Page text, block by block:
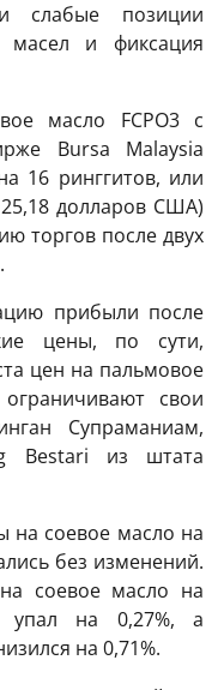
слабые позиции
масел и фиксация
масло FCPO3 с
Bursa Malaysia
16 ринггитов, или
долларов США)
торгов после двух
прибыли после
цены, по сути,
цен на пальмовое
свои
Супраманиам,
Bestari из штата
на соевое масло на
без изменений.
соевое масло на
упал на 0,27%, а
на 0,71%.